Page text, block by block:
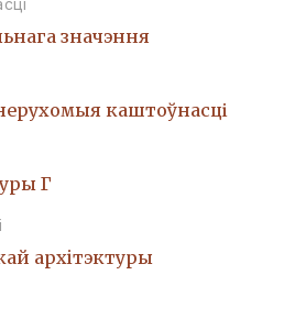
значэння
каштоўнасці
Г
архiтэктуры